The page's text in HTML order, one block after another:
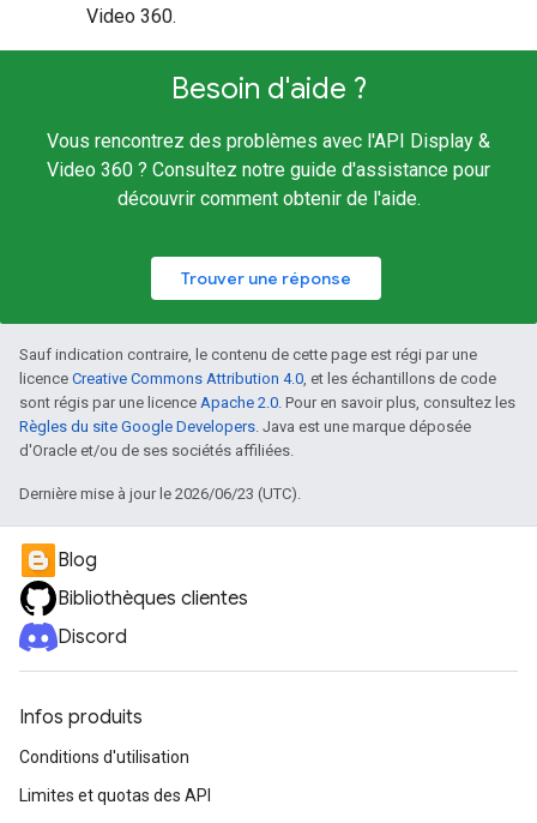
Video 360.
Besoin d'aide ?
Vous rencontrez des problèmes avec l'API Display &
Video 360 ? Consultez notre guide d'assistance pour
découvrir comment obtenir de l'aide.
Trouver une réponse
Sauf indication contraire, le contenu de cette page est régi par une
licence Creative Commons Attribution 4.0, et les échantillons de code
sont régis par une licence Apache 2.0. Pour en savoir plus, consultez les
Règles du site Google Developers. Java est une marque déposée
d'Oracle et/ou de ses sociétés affiliées.
Dernière mise à jour le 2026/06/23 (UTC).
Blog
Bibliothèques clientes
Discord
Infos produits
Conditions d'utilisation
Limites et quotas des API